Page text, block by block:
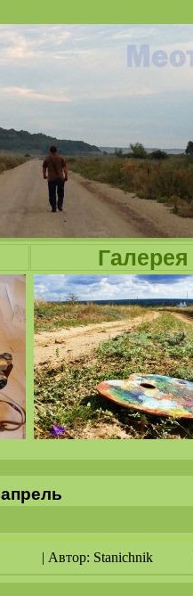
Галерея
апрель
| Автор: Stanichnik